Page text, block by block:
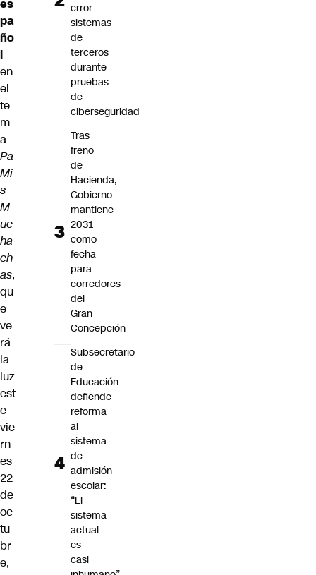
es
pa
ño
l
en
el
te
m
a
Pa
Mi
s
M
uc
ha
ch
as,
qu
e
ve
rá
la
luz
est
e
vie
rn
es
22
de
oc
tu
br
e,
error
sistemas
de
terceros
durante
pruebas
de
ciberseguridad
Tras
freno
de
Hacienda,
Gobierno
mantiene
2031
como
fecha
para
corredores
del
Gran
Concepción
Subsecretario
de
Educación
defiende
reforma
al
sistema
de
admisión
escolar:
“El
sistema
actual
es
casi